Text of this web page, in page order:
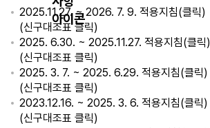
2025.11.27. ~ 2026. 7. 9. 적용지침(클릭)
(신구대조표 클릭)
2025. 6.30. ~ 2025.11.27. 적용지침(클릭)
(신구대조표 클릭)
2025. 3. 7. ~ 2025. 6.29. 적용지침(클릭)
(신구대조표 클릭)
2023.12.16. ~ 2025. 3. 6. 적용지침(클릭)
(신구대조표 클릭)